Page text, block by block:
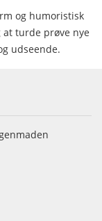
og humoristisk
turde prøve nye
udseende.